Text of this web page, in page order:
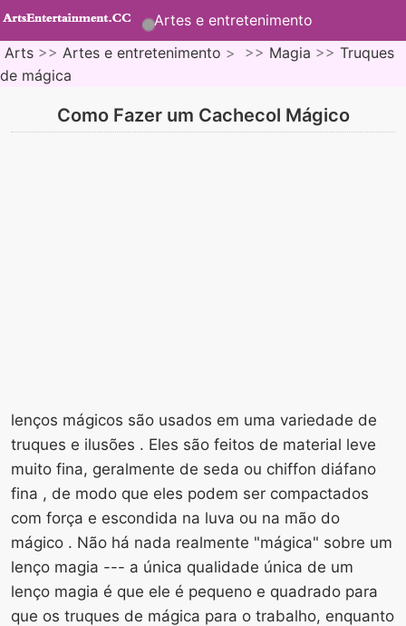
Artes e entretenimento
Arts >> Artes e entretenimento > >> Magia >> Truques
de mágica
Como Fazer um Cachecol Mágico
lenços mágicos são usados ​​em uma variedade de
truques e ilusões . Eles são feitos de material leve
muito fina, geralmente de seda ou chiffon diáfano
fina , de modo que eles podem ser compactados
com força e escondida na luva ou na mão do
mágico . Não há nada realmente "mágica" sobre um
lenço magia --- a única qualidade única de um
lenço magia é que ele é pequeno e quadrado para
que os truques de mágica para o trabalho, enquanto